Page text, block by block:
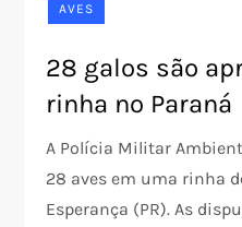
AVES
28 galos são
rinha no Paraná
A Polícia Militar
28 aves em uma rinha
Esperança (PR). As